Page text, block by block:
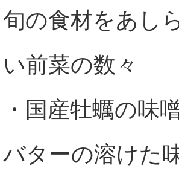
旬の食材をあし
い前菜の数々
・ 国産牡蠣の味
バターの溶けた